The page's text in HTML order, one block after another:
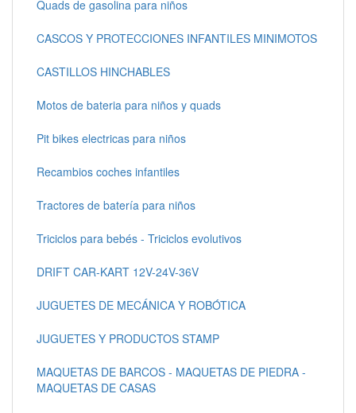
Quads de gasolina para niños
CASCOS Y PROTECCIONES INFANTILES MINIMOTOS
CASTILLOS HINCHABLES
Motos de bateria para niños y quads
Pit bikes electricas para niños
Recambios coches infantiles
Tractores de batería para niños
Triciclos para bebés - Triciclos evolutivos
DRIFT CAR-KART 12V-24V-36V
JUGUETES DE MECÁNICA Y ROBÓTICA
JUGUETES Y PRODUCTOS STAMP
MAQUETAS DE BARCOS - MAQUETAS DE PIEDRA -
MAQUETAS DE CASAS